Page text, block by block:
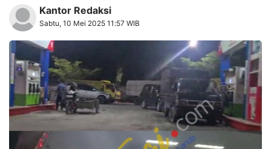
Kantor Redaksi
Sabtu, 10 Mei 2025 11:57 WIB